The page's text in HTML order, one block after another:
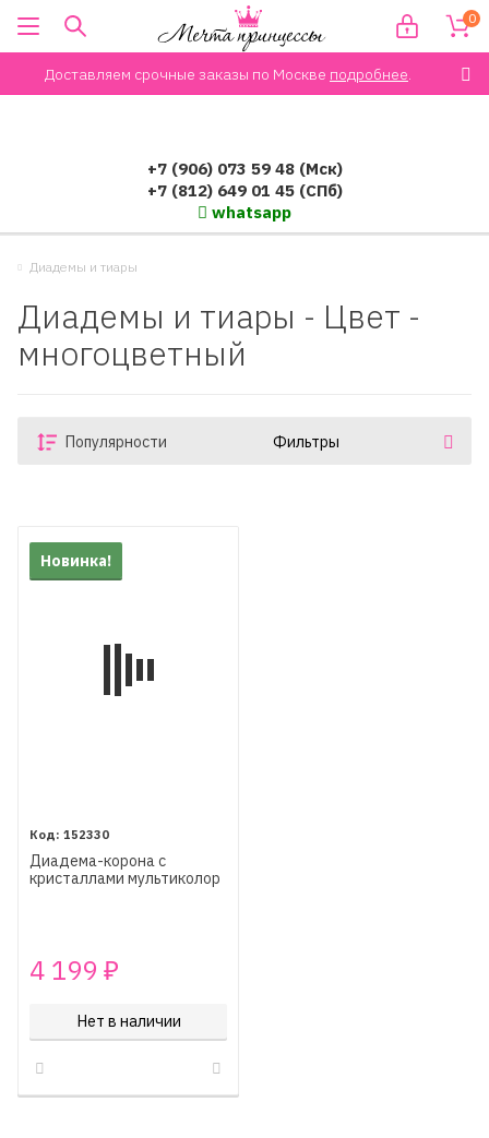
Доставляем срочные заказы по Москве подробнее.
0
+7 (906) 073 59 48 (Мск)
+7 (812) 649 01 45 (СПб)
whatsapp
Диадемы и тиары
Диадемы и тиары - Цвет -
многоцветный
Популярности Фильтры
Новинка!
152330
Диадема-корона с
кристаллами мультиколор
4 199 ₽
Нет в наличии